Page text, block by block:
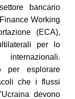
bancario
Working
(ECA),
per lo
per esplorare
che i flussi
devono